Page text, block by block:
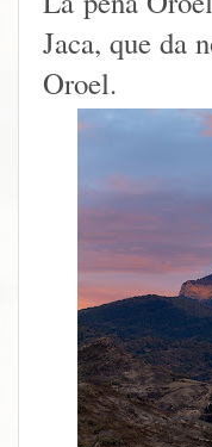
Jaca, que da
Oroel.